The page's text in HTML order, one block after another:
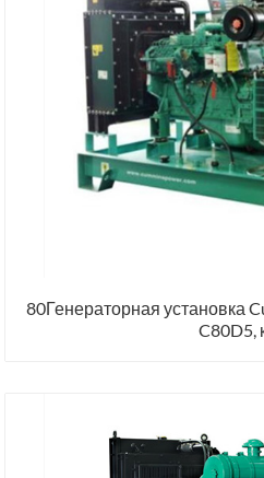
80Генераторная установка
C80D5,